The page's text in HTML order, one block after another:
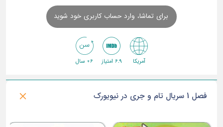
برای تماشا، وارد حساب کاربری خود شوید
آمریکا 6.9 امتیاز 6+ سال
فصل 1 سریال تام و جری در نیویورک